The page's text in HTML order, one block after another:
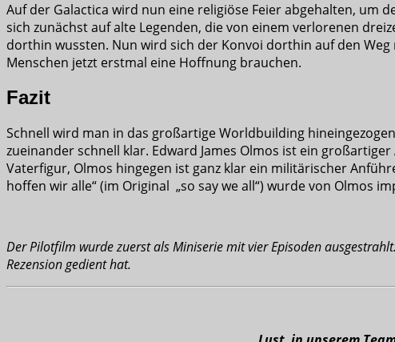
Auf der Galactica wird nun eine religiöse Feier abgehalten, um
sich zunächst auf alte Legenden, die von einem verlorenen
dorthin wussten. Nun wird sich der Konvoi dorthin auf den
Menschen jetzt erstmal eine Hoffnung brauchen.
Fazit
Schnell wird man in das großartige Worldbuilding
zueinander schnell klar. Edward James Olmos ist ein
Vaterfigur, Olmos hingegen ist ganz klar ein militärischer
hoffen wir alle“ (im Original „so say we all“) wurde von Olmos
Der Pilotfilm wurde zuerst als Miniserie mit vier Episoden
Rezension gedient hat.